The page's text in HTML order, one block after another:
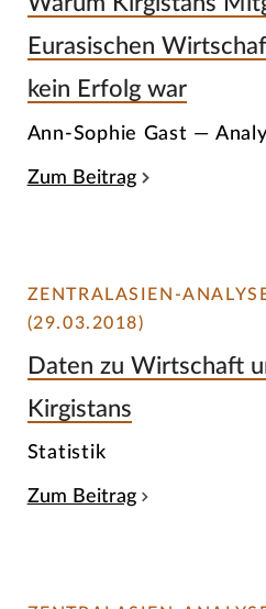
Eurasischen
kein Erfolg war
Ann-Sophie Gast —
Zum Beitrag
ZENTRALASIEN-
(29.03.2018)
Daten zu Wirtschaft
Kirgistans
Statistik
Zum Beitrag